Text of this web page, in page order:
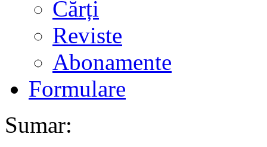
Cărți
Reviste
Abonamente
Formulare
Sumar: